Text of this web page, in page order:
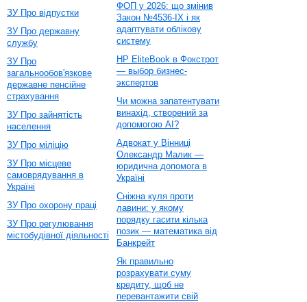
ЗУ Про відпустки
ЗУ Про державну
службу
ЗУ Про
загальнообов'язкове
державне пенсійне
страхування
ЗУ Про зайнятість
населення
ЗУ Про міліцію
ЗУ Про місцеве
самоврядування в
Україні
ЗУ Про охорону праці
ЗУ Про регулювання
містобудівної діяльності
ФОП у 2026: що змінив
Закон №4536-IX і як
адаптувати облікову
систему
HP EliteBook в Фокстрот
— выбор бизнес-
экспертов
Чи можна запатентувати
винахід, створений за
допомогою AI?
Адвокат у Вінниці
Олександр Малик —
юридична допомога в
Україні
Сніжна куля проти
лавини: у якому
порядку гасити кілька
позик — математика від
Банкрейт
Як правильно
розрахувати суму
кредиту, щоб не
перевантажити свій